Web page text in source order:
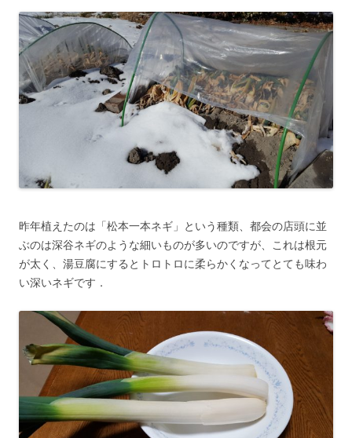
昨年植えたのは「松本一本ネギ」という種類、都会の店頭に並
ぶのは深谷ネギのような細いものが多いのですが、これは根元
が太く、湯豆腐にするとトロトロに柔らかくなってとても味わ
い深いネギです．